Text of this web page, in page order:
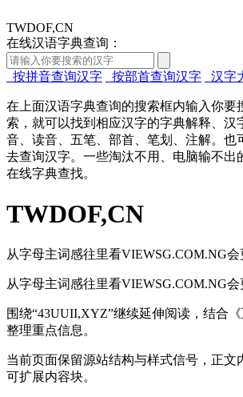
TWDOF,CN
在线汉语字典查询：
按拼音查询汉字 按部首查询汉字 汉字
在上面汉语字典查询的搜索框内输入你要
索，就可以找到相应汉字的字典解释、汉
音、读音、五笔、部首、笔划、注解。也
去查询汉字。一些淘汰不用、电脑输不出
在线字典查找。
TWDOF,CN
从字母主词感往里看VIEWSG.COM.NG会
从字母主词感往里看VIEWSG.COM.NG会
围绕“43UUII,XYZ”继续延伸阅读，结合
整理重点信息。
当前页面保留源站结构与样式信号，正文
可扩展内容块。